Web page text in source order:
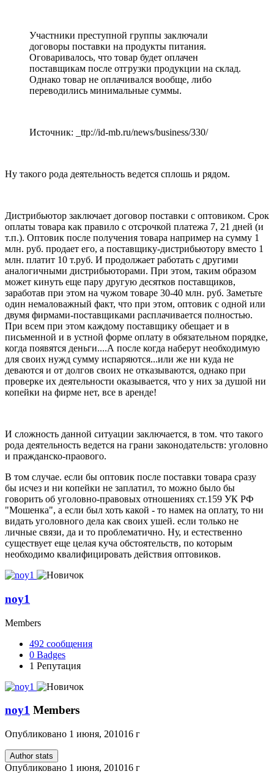
Участники преступной группы заключали
договоры поставки на продукты питания.
Оговаривалось, что товар будет оплачен
поставщикам после отгрузки продукции на склад.
Однако товар не оплачивался вообще, либо
переводились минимальные суммы.
Источник: _ttp://id-mb.ru/news/business/330/
Ну такого рода деятельность ведется сплошь и рядом.
Дистрибьютор заключает договор поставки с оптовиком. Срок
оплаты товара как правило с отсрочкой платежа 7, 21 дней (и
т.п.). Оптовик после получения товара например на сумму 1
млн. руб. продает его, а поставщику-дистрибьютору вместо 1
млн. платит 10 т.руб. И продолжает работать с другими
аналогичными дистрибьюторами. При этом, таким образом
может кинуть еще пару другую десятков поставщиков,
заработав при этом на чужом товаре 30-40 млн. руб. Заметьте
один немаловажный факт, что при этом, оптовик с одной или
двумя фирмами-поставщиками расплачивается полностью.
При всем при этом каждому поставщику обещает и в
письменной и в устной форме оплату в обязательном порядке,
когда появятся деньги....А после когда наберут необходимую
для своих нужд сумму испаряются...или же ни куда не
деваются и от долгов своих не отказываются, однако при
проверке их деятельности оказывается, что у них за душой ни
копейки на фирме нет, все в аренде!
И сложность данной ситуации заключается, в том. что такого
рода деятельность ведется на грани законодательств: уголовно
и пражданско-праового.
В том случае. если бы оптовик после поставки товара сразу
бы исчез и ни копейки не заплатил, то можно было бы
говорить об уголовно-правовых отношениях ст.159 УК РФ
"Мошенка", а если был хоть какой - то намек на оплату, то ни
видать уголовного дела как своих ушей. если только не
личные связи, да и то проблематично. Ну, и естественно
существует еще целая куча обстоятельств, по которым
необходимо квалифицировать действия оптовиков.
noy1
Members
492 сообщения
0 Badges
1 Репутация
noy1 Members
Опубликовано 1 июня, 201016 г
Author stats
Опубликовано 1 июня, 201016 г